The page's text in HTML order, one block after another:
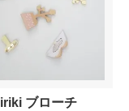
iriki ブローチ